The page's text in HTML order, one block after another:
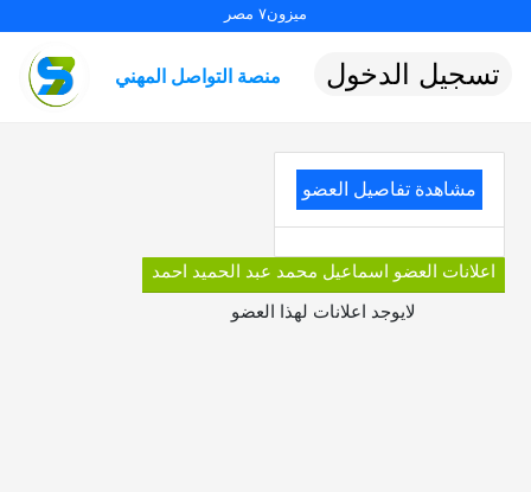
ميزون٧ مصر
منصة التواصل المهني تسجيل الدخول
مشاهدة تفاصيل العضو
اعلانات العضو اسماعيل محمد عبد الحميد احمد
لايوجد اعلانات لهذا العضو